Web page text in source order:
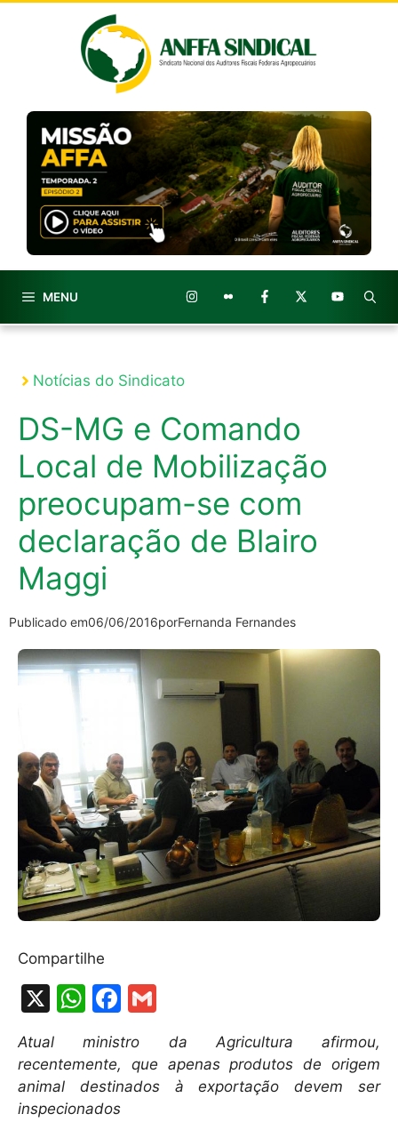
MENU
Notícias do Sindicato
DS-MG e Comando
Local de Mobilização
preocupam-se com
declaração de Blairo
Maggi
Publicado em06/06/2016porFernanda Fernandes
Compartilhe
X
W
h
at
s
A
F
c
e
m
ai
l
Atual ministro da Agricultura afirmou,
recentemente, que apenas produtos de origem
animal destinados à exportação devem ser
inspecionados